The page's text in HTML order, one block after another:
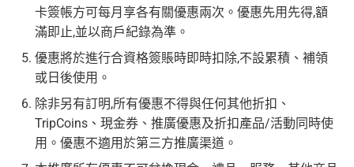
卡簽帳方可每月享各有關優惠兩次。優惠先用先得,額
滿即止,並以商戶紀錄為準。
優惠將於進行合資格簽賬時即時扣除,不設累積、補領
或日後使用。
除非另有訂明,所有優惠不得與任何其他折扣、
TripCoins、現金券、推廣優惠及折扣產品/活動同時使
用。優惠不適用於第三方推廣渠道。